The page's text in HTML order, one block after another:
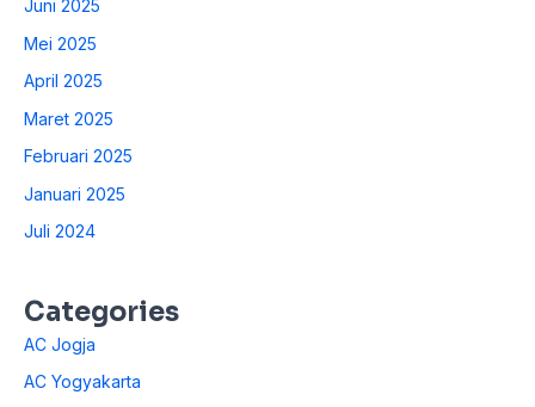
Juni 2025
Mei 2025
April 2025
Maret 2025
Februari 2025
Januari 2025
Juli 2024
Categories
AC Jogja
AC Yogyakarta